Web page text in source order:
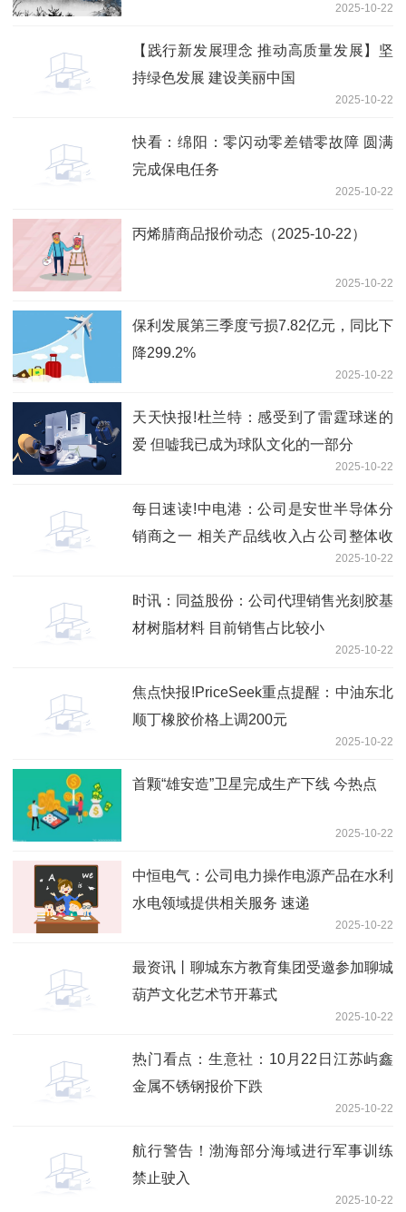
2025-10-22
【践行新发展理念 推动高质量发展】坚
持绿色发展 建设美丽中国
2025-10-22
快看：绵阳：零闪动零差错零故障 圆满
完成保电任务
2025-10-22
丙烯腈商品报价动态（2025-10-22）
2025-10-22
保利发展第三季度亏损7.82亿元，同比下
降299.2%
2025-10-22
天天快报!杜兰特：感受到了雷霆球迷的
爱 但嘘我已成为球队文化的一部分
2025-10-22
每日速读!中电港：公司是安世半导体分
销商之一 相关产品线收入占公司整体收
2025-10-22
时讯：同益股份：公司代理销售光刻胶基
材树脂材料 目前销售占比较小
2025-10-22
焦点快报!PriceSeek重点提醒：中油东北
顺丁橡胶价格上调200元
2025-10-22
首颗“雄安造”卫星完成生产下线 今热点
2025-10-22
中恒电气：公司电力操作电源产品在水利
水电领域提供相关服务 速递
2025-10-22
最资讯丨聊城东方教育集团受邀参加聊城
葫芦文化艺术节开幕式
2025-10-22
热门看点：生意社：10月22日江苏屿鑫
金属不锈钢报价下跌
2025-10-22
航行警告！渤海部分海域进行军事训练
禁止驶入
2025-10-22